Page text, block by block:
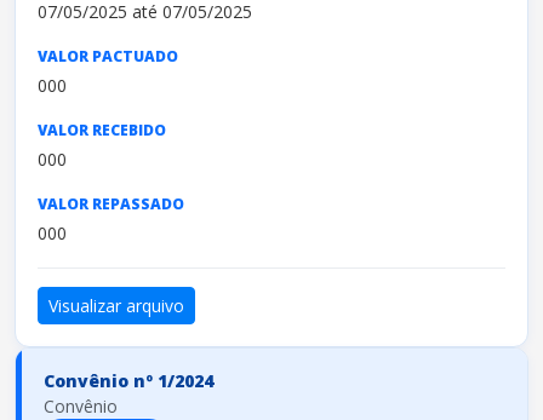
07/05/2025 até 07/05/2025
VALOR PACTUADO
000
VALOR RECEBIDO
000
VALOR REPASSADO
000
Visualizar arquivo
Convênio nº 1/2024
Convênio